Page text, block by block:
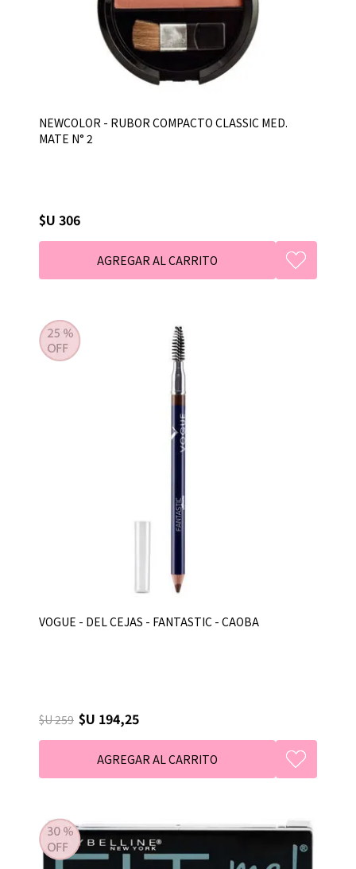
NEWCOLOR - RUBOR COMPACTO CLASSIC MED.
MATE N° 2
$U 306
VOGUE - DEL CEJAS - FANTASTIC - CAOBA
$U 259 $U 194,25